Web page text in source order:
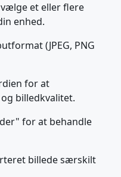
et eller flere
enhed.
(JPEG, PNG
for at
billedkvalitet.
for at behandle
billede særskilt